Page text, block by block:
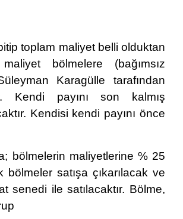
toplam maliyet belli olduktan
bölmelere (bağımsız
Karagülle tarafından
Kendi payını son kalmış
Kendisi kendi payını önce
maliyetlerine % 25
bölmeler satışa çıkarılacak ve
senedi ile satılacaktır. Bölme,